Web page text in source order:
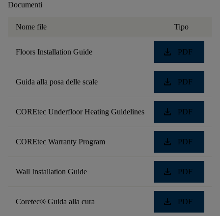
Documenti
Nome file Tipo
Floors Installation Guide download PDF
Guida alla posa delle scale download PDF
COREtec Underfloor Heating Guidelines download PDF
COREtec Warranty Program download PDF
Wall Installation Guide download PDF
Coretec® Guida alla cura download PDF